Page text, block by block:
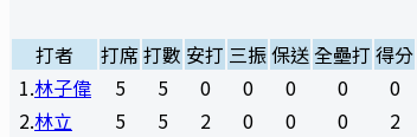
打者 打席打數 安打 三振保送全壘打 得分
1.林子偉 5 5 0 0 0 0 0
2.林立 5 5 2 0 0 0 2